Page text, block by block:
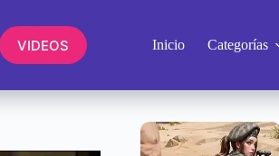
VIDEOS Inicio Categorías